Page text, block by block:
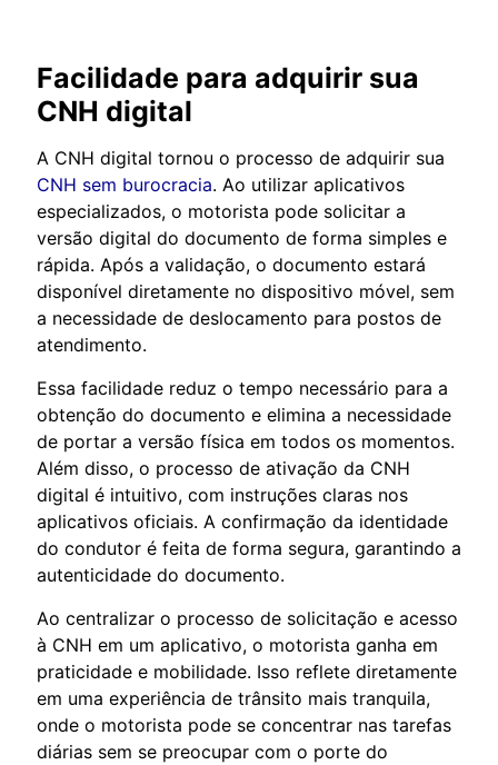
Facilidade para adquirir sua
CNH digital
A CNH digital tornou o processo de adquirir sua
CNH sem burocracia. Ao utilizar aplicativos
especializados, o motorista pode solicitar a
versão digital do documento de forma simples e
rápida. Após a validação, o documento estará
disponível diretamente no dispositivo móvel, sem
a necessidade de deslocamento para postos de
atendimento.
Essa facilidade reduz o tempo necessário para a
obtenção do documento e elimina a necessidade
de portar a versão física em todos os momentos.
Além disso, o processo de ativação da CNH
digital é intuitivo, com instruções claras nos
aplicativos oficiais. A confirmação da identidade
do condutor é feita de forma segura, garantindo a
autenticidade do documento.
Ao centralizar o processo de solicitação e acesso
à CNH em um aplicativo, o motorista ganha em
praticidade e mobilidade. Isso reflete diretamente
em uma experiência de trânsito mais tranquila,
onde o motorista pode se concentrar nas tarefas
diárias sem se preocupar com o porte do